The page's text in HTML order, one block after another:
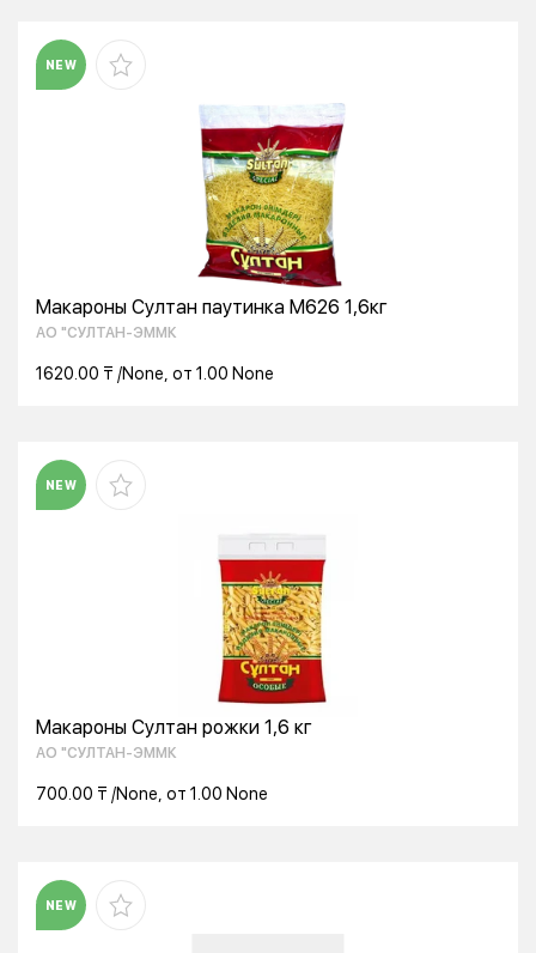
NEW
Макароны Султан паутинка М626 1,6кг
АО "СУЛТАН-ЭММК
1620.00 ₸ /None, от 1.00 None
NEW
Макароны Султан рожки 1,6 кг
АО "СУЛТАН-ЭММК
700.00 ₸ /None, от 1.00 None
NEW